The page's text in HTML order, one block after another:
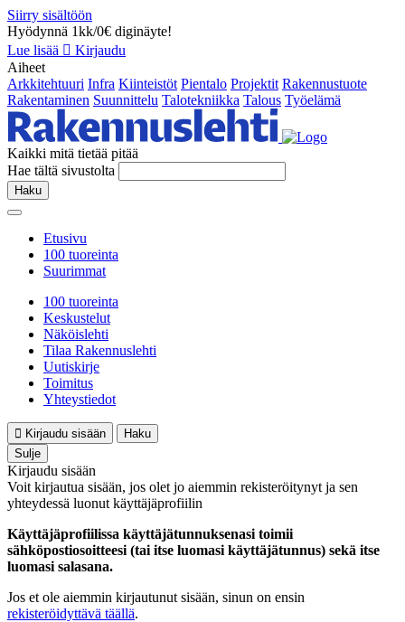
Siirry sisältöön
Hyödynnä 1kk/0€ diginäyte!
Lue lisää
Kirjaudu
Aiheet
Arkkitehtuuri Infra Kiinteistöt Pientalo Projektit Rakennustuote
Rakentaminen Suunnittelu Talotekniikka Talous Työelämä
Kaikki mitä tietää pitää
Hae tältä sivustolta
Haku
Etusivu
100 tuoreinta
Suurimmat
100 tuoreinta
Keskustelut
Näköislehti
Tilaa Rakennuslehti
Uutiskirje
Toimitus
Yhteystiedot
Kirjaudu sisään
Haku
Sulje
Kirjaudu sisään
Voit kirjautua sisään, jos olet jo aiemmin rekisteröitynyt ja sen
yhteydessä luonut käyttäjäprofiilin
Käyttäjäprofiilissa käyttäjätunnuksenasi toimii
sähköpostiosoitteesi (tai itse luomasi käyttäjätunnus) sekä itse
luomasi salasana.
Jos et ole aiemmin kirjautunut sisään, sinun on ensin
rekisteröidyttävä täällä.